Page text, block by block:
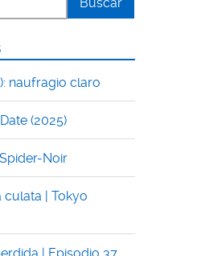
naufragio claro
(2025)
Noir
culata | Tokyo
| Episodio 37